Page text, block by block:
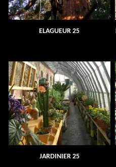
ELAGUEUR 25
JARDINIER 25